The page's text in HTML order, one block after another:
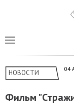
НОВОСТИ 04
Фильм